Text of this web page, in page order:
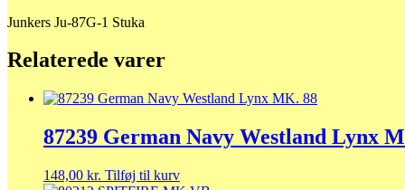
Junkers Ju-87G-1 Stuka
Relaterede varer
87239 German Navy Westland Lynx
148,00 kr. Tilføj til kurv